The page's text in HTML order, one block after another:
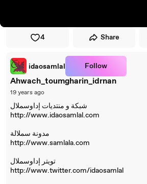
4 Share
idaosamlal Follow
Ahwach_toumgharin_idrnan
19 years ago
شبكة و منتديات إداوسملال
http://www.idaosamlal.com
مدونة سملالة
http://www.samlala.com
تويتر إداوسملال
http://www.twitter.com/idaosamlal